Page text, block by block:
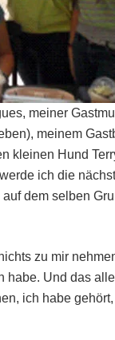
meiner
meinem
kleinen Hund
ich die
dem selben
zu mir
habe. Und das
ich habe